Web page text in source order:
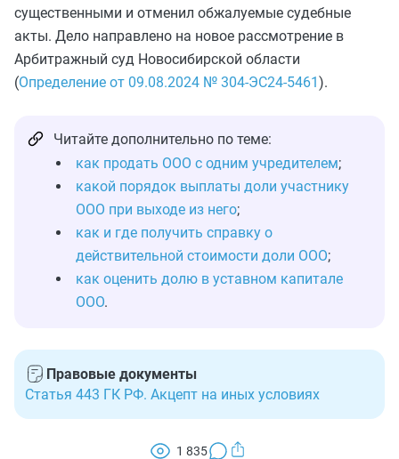
существенными и отменил обжалуемые судебные
акты. Дело направлено на новое рассмотрение в
Арбитражный суд Новосибирской области
(Определение от 09.08.2024 № 304-ЭС24-5461).
Читайте дополнительно по теме:
как продать ООО с одним учредителем;
какой порядок выплаты доли участнику
ООО при выходе из него;
как и где получить справку о
действительной стоимости доли ООО;
как оценить долю в уставном капитале
ООО.
Правовые документы
Статья 443 ГК РФ. Акцепт на иных условиях
1 835